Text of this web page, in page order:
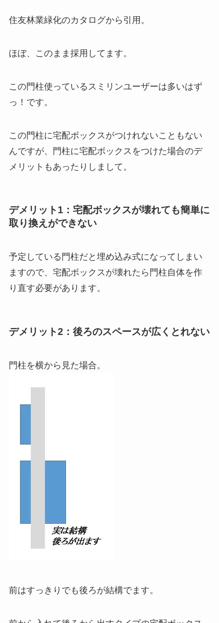
住友林業緑化のカタログから引用。
ほぼ、このまま採用してます。
この門柱使っているスミリンユーザーは多いはず
っ！です。
この門柱に宅配ボックスがつけれないこともない
んですが、門柱に宅配ボックスをつけた場合のデ
メリットもあったりしまして。
デメリット1：宅配ボックスが壊れても簡単に
取り換えができない
予定している門柱だと埋め込み式になってしまい
ますので、宅配ボックスが壊れたら門柱自体を作
り直す必要があります。
デメリット2：後ろのスペースが広くとれない
門柱を横から見た場合。
前はすっきりでも後ろが結構でます。